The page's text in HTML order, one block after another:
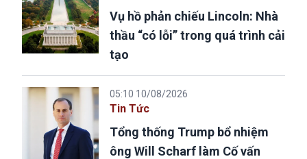
Vụ hồ phản chiếu Lincoln: Nhà
thầu “có lỗi” trong quá trình cải
tạo
05:10 10/08/2026
Tin Tức
Tổng thống Trump bổ nhiệm
ông Will Scharf làm Cố vấn